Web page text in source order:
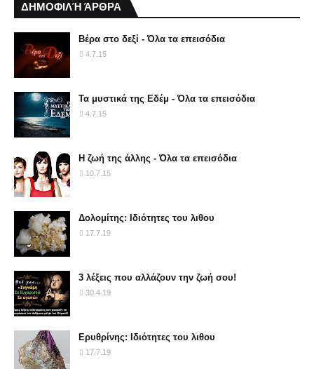
ΔΗΜΟΦΙΛΉ ΆΡΘΡΑ
Βέρα στο δεξί - Όλα τα επεισόδια
4.7.15
Τα μυστικά της Εδέμ - Όλα τα επεισόδια
4.7.15
Η ζωή της άλλης - Όλα τα επεισόδια
10.7.15
Δολομίτης: Ιδιότητες του λιθου
17.7.19
3 λέξεις που αλλάζουν την ζωή σου!
30.4.19
Ερυθρίνης: Ιδιότητες του λιθου
17.7.19